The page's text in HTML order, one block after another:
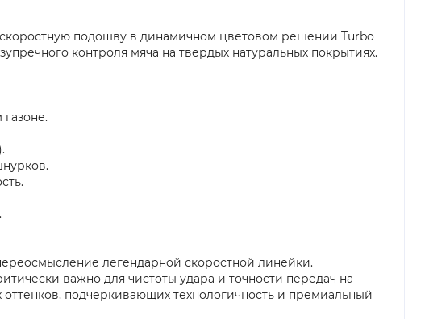
подошву в динамичном цветовом решении Turbo
контроля мяча на твердых натуральных покрытиях.
легендарной скоростной линейки.
важно для чистоты удара и точности передач на
подчеркивающих технологичность и премиальный